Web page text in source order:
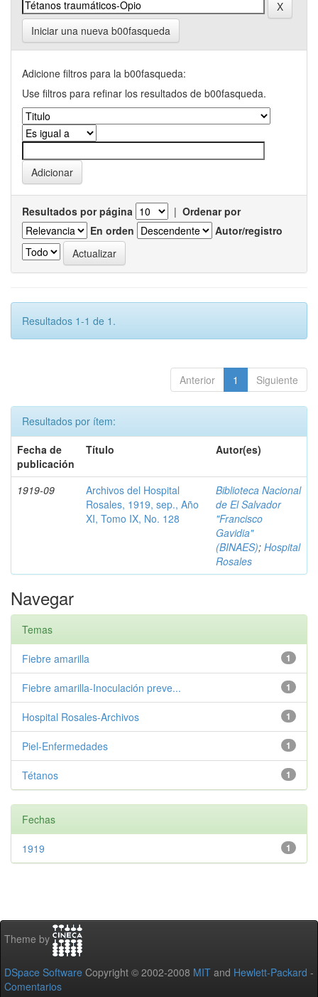
Iniciar una nueva b00fasqueda
Adicione filtros para la b00fasqueda:
Use filtros para refinar los resultados de b00fasqueda.
Resultados por página | Ordenar por
En orden
Autor/registro
Resultados 1-1 de 1.
Anterior 1 Siguiente
Resultados por ítem:
Fecha de
publicación
Título Autor(es)
1919-09
Archivos del Hospital
Rosales, 1919, sep., Año
XI, Tomo IX, No. 128
Biblioteca Nacional
de El Salvador
"Francisco
Gavidia"
(BINAES); Hospital
Rosales
Navegar
Temas
1
Fiebre amarilla
1
Fiebre amarilla-Inoculación preve...
1
Hospital Rosales-Archivos
1
Piel-Enfermedades
1
Tétanos
Fechas
1
1919
Theme by
DSpace Software Copyright © 2002-2008 MIT and Hewlett-Packard -
Comentarios